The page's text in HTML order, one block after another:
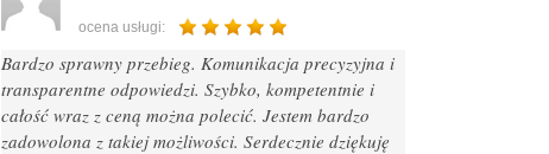
ocena usługi:
Bardzo sprawny przebieg. Komunikacja precyzyjna i
transparentne odpowiedzi. Szybko, kompetentnie i
całość wraz z ceną można polecić. Jestem bardzo
zadowolona z takiej możliwości. Serdecznie dziękuję